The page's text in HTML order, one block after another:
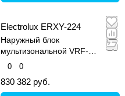
Electrolux ERXY-224
Наружный блок
мультизональной VRF-
системы, серия ERXY
0 0
830 382 руб.